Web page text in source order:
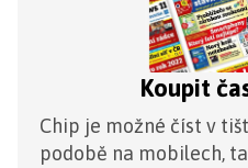
Koupit
Chip je možné číst v
podobě na mobilech,